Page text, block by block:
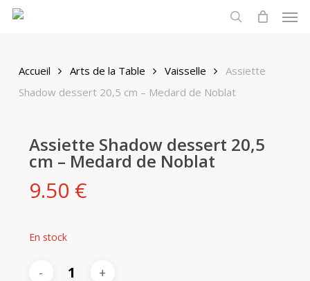
Skip
contentAccueil Arts de la Table Vaisselle
Assiette
Shadow dessert 20,5 cm – Medard de Noblat
Assiette Shadow dessert 20,5
cm – Medard de Noblat
9.50 €
En stock